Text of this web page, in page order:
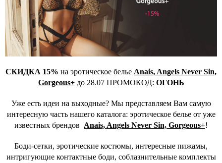
СКИДКА 15% на эротическое белье Anais, Angels Never Sin,
Gorgeous+до 28.07 ПРОМОКОД: ОГОНЬ
Уже есть идеи на выходные? Мы представляем Вам самую
интересную часть нашего каталога: эротическое белье от уже
известных брендов Anais, Angels Never Sin, Gorgeous+!
Боди-сетки, эротические костюмы, интересные пижамы,
интригующие контактные боди, соблазнительные комплекты